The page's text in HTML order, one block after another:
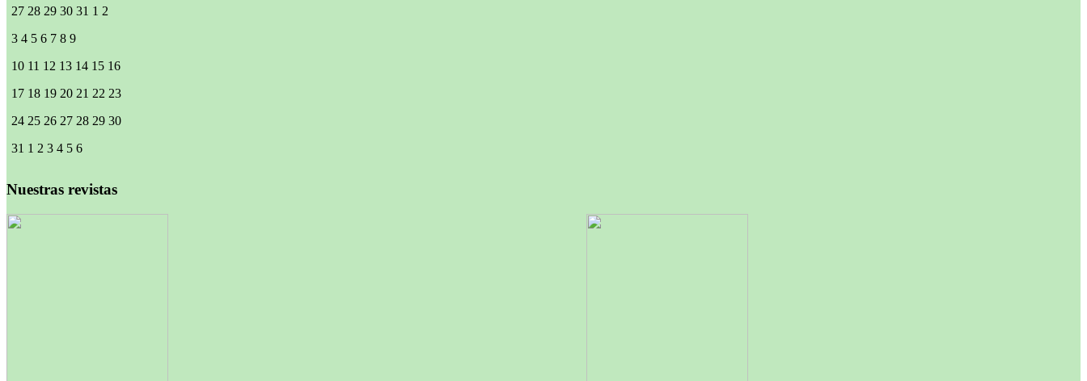
27 28 29 30 31 1 2
3 4 5 6 7 8 9
10 11 12 13 14 15 16
17 18 19 20 21 22 23
24 25 26 27 28 29 30
31 1 2 3 4 5 6
Nuestras revistas